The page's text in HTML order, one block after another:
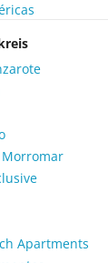
Morromar
Apartments